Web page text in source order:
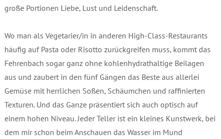
große Portionen Liebe, Lust und Leidenschaft.
Wo man als Vegetarier/in in anderen High-Class-Restaurants
häufig auf Pasta oder Risotto zurückgreifen muss, kommt das
Fehrenbach sogar ganz ohne kohlenhydrathaltige Beilagen
aus und zaubert in den fünf Gängen das Beste aus allerlei
Gemüse mit herrlichen Soßen, Schäumchen und raffinierten
Texturen. Und das Ganze präsentiert sich auch optisch auf
einem hohen Niveau. Jeder Teller ist ein kleines Kunstwerk, bei
dem mir schon beim Anschauen das Wasser im Mund